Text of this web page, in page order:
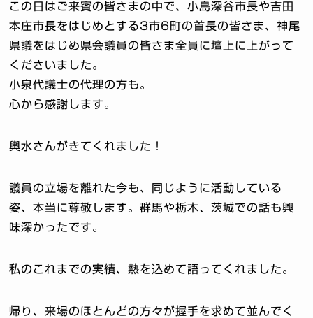
この日はご来賓の皆さまの中で、小島深谷市長や吉田
本庄市長をはじめとする3市6町の首長の皆さま、神尾
県議をはじめ県会議員の皆さま全員に壇上に上がって
くださいました。
小泉代議士の代理の方も。
心から感謝します。
輿水さんがきてくれました！
議員の立場を離れた今も、同じように活動している
姿、本当に尊敬します。群馬や栃木、茨城での話も興
味深かったです。
私のこれまでの実績、熱を込めて語ってくれました。
帰り、来場のほとんどの方々が握手を求めて並んでく